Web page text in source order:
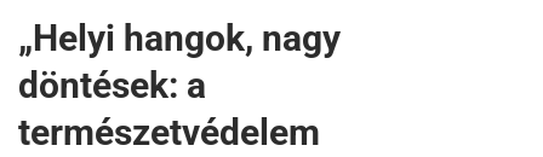
„Helyi hangok, nagy
döntések: a
természetvédelem